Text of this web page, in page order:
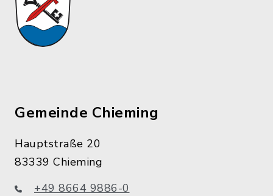
Gemeinde Chieming
Hauptstraße 20
83339 Chieming
+49 8664 9886-0